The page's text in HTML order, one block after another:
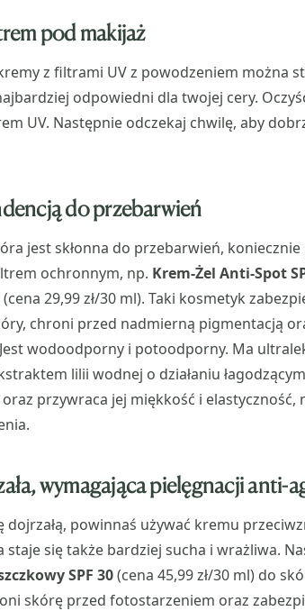
pod makijaż
z filtrami UV z powodzeniem można
odpowiedni dla twojej cery.
UV. Następnie odczekaj chwilę, aby
do przebarwień
jest skłonna do przebarwień,
ochronnym, np. Krem-Żel Anti-Spot
29,99 zł/30 ml). Taki kosmetyk
chroni przed nadmierną pigmentacją
wodoodporny i potoodporny. Ma
lilii wodnej o działaniu
przywraca jej miękkość i
wymagająca pielęgnacji anti-
dojrzałą, powinnaś używać kremu
staje się także bardziej sucha i wrażliwa.
SPF 30(cena 45,99 zł/30 ml) do
skórę przed fotostarzeniem oraz